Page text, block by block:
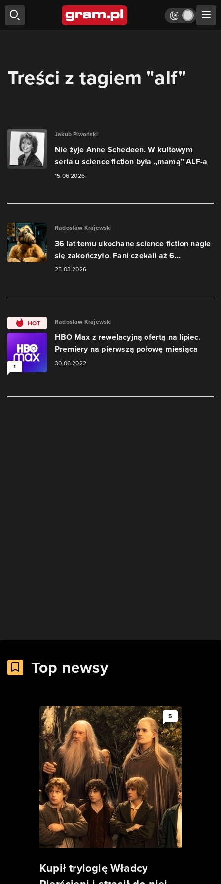
Treści z tagiem "alf"
Jakub Piwoński
Nie żyje Anne Schedeen. W kultowym
serialu science fiction była „mamą” ALF-a
15.06.2026
Radosław Krajewski
36 lat temu ukochane science fiction nagle
się zakończyło. Fani czekali aż 6...
25.03.2026
HOT
1
Radosław Krajewski
HBO Max z rewelacyjną ofertą na lipiec.
Premiery na pierwszą połowę miesiąca
30.06.2022
Top newsy
5
Kupił trylogię Władcy